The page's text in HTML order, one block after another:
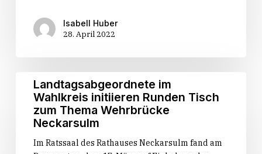
Gewalt,
Menschenhandel
Isabell Huber
28. April 2022
Landtagsabgeordnete
Wahlkreis
initiieren
Tisch
Landtagsabgeordnete im
Wahlkreis initiieren Runden Tisch
zum Thema Wehrbrücke
Neckarsulm
Im Ratssaal des Rathauses Neckarsulm fand am